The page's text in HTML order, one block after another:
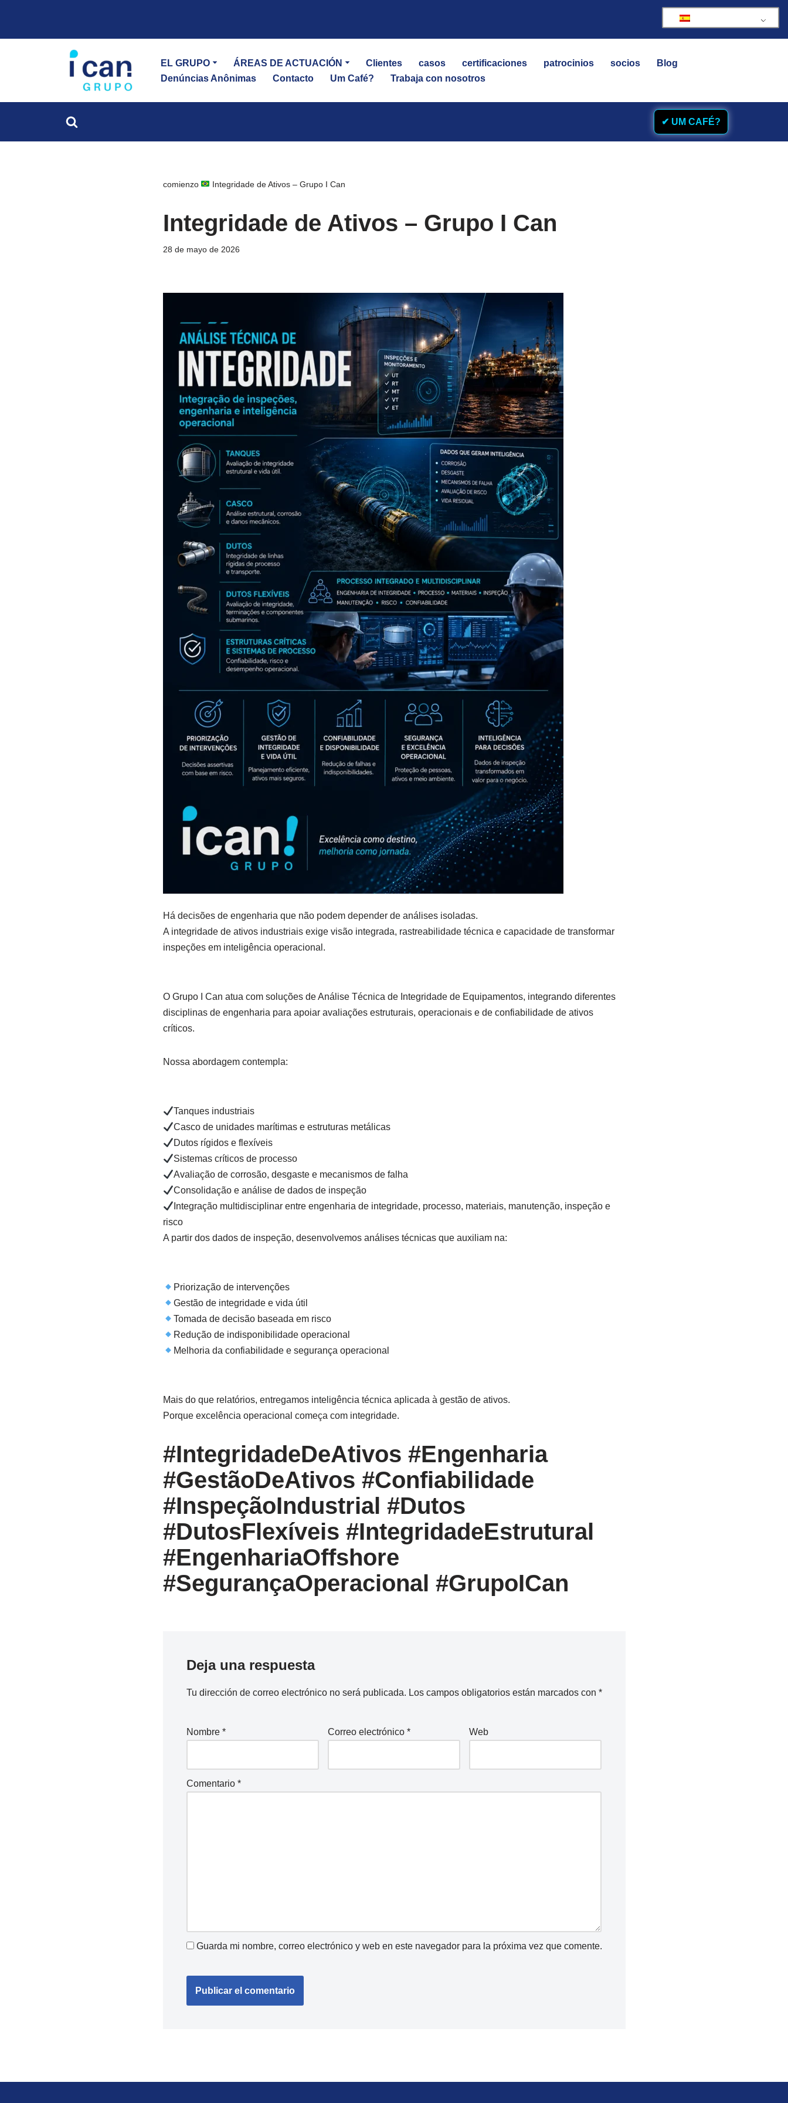
EL GRUPO ÁREAS DE ACTUACIÓN Clientes casos certificaciones patrocinios socios
Blog
Denúncias Anônimas
Contacto Um Café? Trabaja con nosotros
✔ UM CAFÉ?
comienzo Integridade de Ativos – Grupo I Can
Integridade de Ativos – Grupo I Can
28 de mayo de 2026
Há decisões de engenharia que não podem depender de análises isoladas.
A integridade de ativos industriais exige visão integrada, rastreabilidade técnica e capacidade de transformar
inspeções em inteligência operacional.
O Grupo I Can atua com soluções de Análise Técnica de Integridade de Equipamentos, integrando diferentes
disciplinas de engenharia para apoiar avaliações estruturais, operacionais e de confiabilidade de ativos
críticos.
Nossa abordagem contempla:
Tanques industriais
Casco de unidades marítimas e estruturas metálicas
Dutos rígidos e flexíveis
Sistemas críticos de processo
Avaliação de corrosão, desgaste e mecanismos de falha
Consolidação e análise de dados de inspeção
Integração multidisciplinar entre engenharia de integridade, processo, materiais, manutenção, inspeção e
risco
A partir dos dados de inspeção, desenvolvemos análises técnicas que auxiliam na:
Priorização de intervenções
Gestão de integridade e vida útil
Tomada de decisão baseada em risco
Redução de indisponibilidade operacional
Melhoria da confiabilidade e segurança operacional
Mais do que relatórios, entregamos inteligência técnica aplicada à gestão de ativos.
Porque excelência operacional começa com integridade.
#IntegridadeDeAtivos #Engenharia
#GestãoDeAtivos #Confiabilidade
#InspeçãoIndustrial #Dutos
#DutosFlexíveis #IntegridadeEstrutural
#EngenhariaOffshore
#SegurançaOperacional #GrupoICan
Deja una respuesta
Tu dirección de correo electrónico no será publicada. Los campos obligatorios están marcados con *
Nombre * Correo electrónico * Web
Comentario *
Guarda mi nombre, correo electrónico y web en este navegador para la próxima vez que comente.